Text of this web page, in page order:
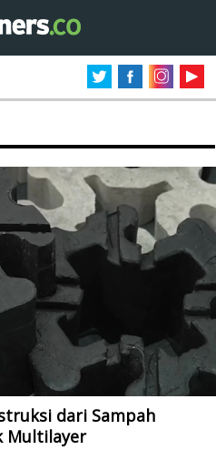
dari Sampah
Multilayer